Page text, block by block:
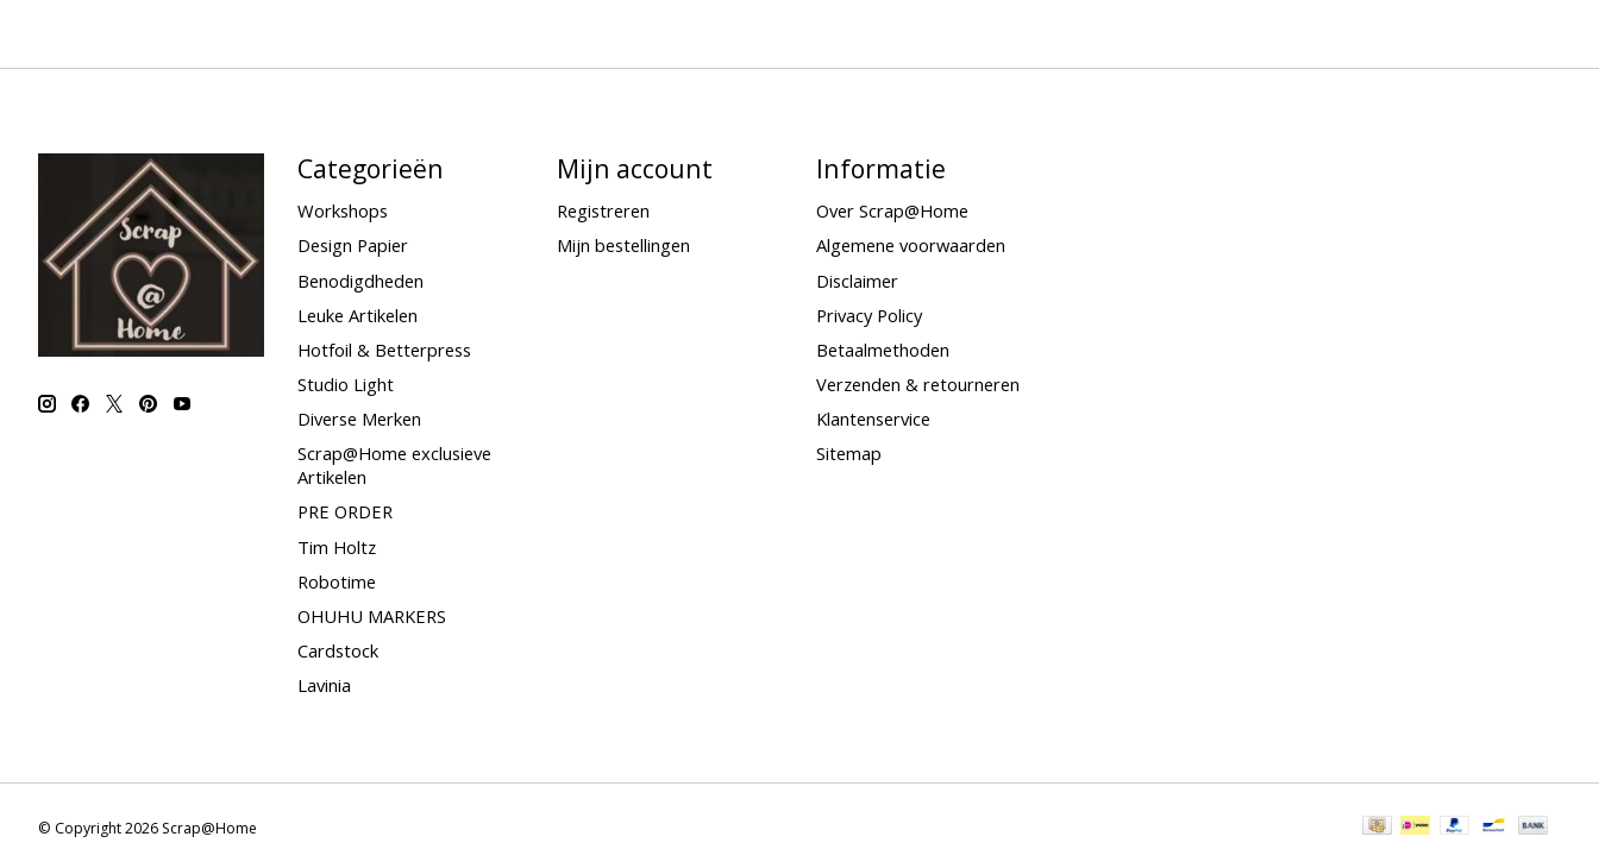
Categorieën
Workshops
Design Papier
Benodigdheden
Leuke Artikelen
Hotfoil & Betterpress
Studio Light
Diverse Merken
Scrap@Home exclusieve
Artikelen
PRE ORDER
Tim Holtz
Robotime
OHUHU MARKERS
Cardstock
Lavinia
Mijn account
Registreren
Mijn bestellingen
Informatie
Over Scrap@Home
Algemene voorwaarden
Disclaimer
Privacy Policy
Betaalmethoden
Verzenden & retourneren
Klantenservice
Sitemap
© Copyright 2026 Scrap@Home